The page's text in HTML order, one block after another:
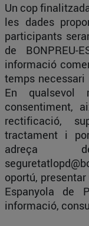
Un cop
les dades
participants
de
informació
temps
En qualsevol
consentiment,
rectificació,
tractament i
adreça
oportú,
Espanyola de
informació,